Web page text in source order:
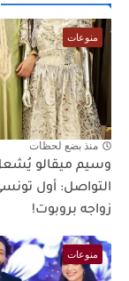
منوعات
منذ بضع لحظات
وسيم ميقالو
التواصل: أول
زواجه بروبوت!
منوعات